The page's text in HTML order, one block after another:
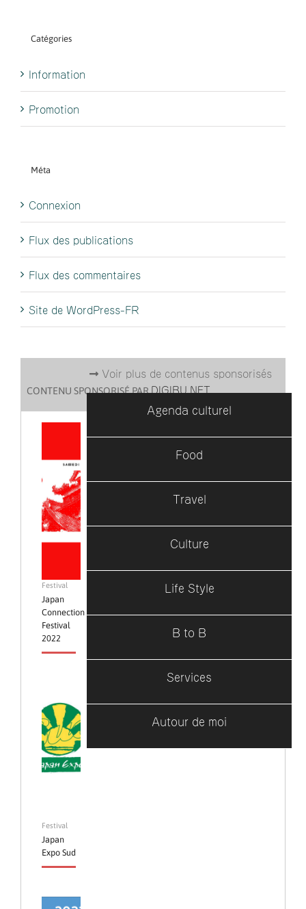
Catégories
Information
Promotion
Méta
Connexion
Flux des publications
Flux des commentaires
Site de WordPress-FR
CONTENU SPONSORISÉ PARDIGIBU.NET
Voir plus de contenus sponsorisés
Agenda culturel
Food
Travel
Culture
Life Style
B to B
Services
Autour de moi
Festival
Japan
Connection
Festival
2022
Festival
Japan
Expo Sud